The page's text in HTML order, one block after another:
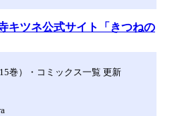
キツネ公式サイト「きつねの
巻）・コミックス一覧 更新